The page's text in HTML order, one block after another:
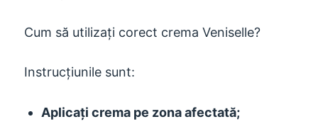
Cum să utilizați corect crema Veniselle?
Instrucțiunile sunt:
Aplicați crema pe zona afectată;